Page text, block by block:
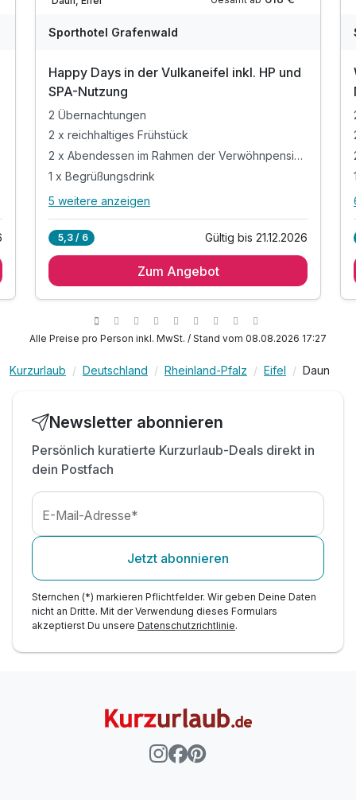
Sporthotel Grafenwald
Happy Days in der Vulkaneifel inkl. HP und
SPA-Nutzung
2 Übernachtungen
2 x reichhaltiges Frühstück
2 x Abendessen im Rahmen der Verwöhnpension*
1 x Begrüßungsdrink
Alle Inklusivleistungen
2 x reichhaltiges Frühstück
1 x Begrüßungsdrink
inkl. kuscheliger Leihbademantel & Handtücher
inkl. Parkplatz
inkl. WLAN
5 weitere anzeigen
5,3 / 6 Gültig bis 21.12.2026
Zum Angebot
Alle Preise pro Person inkl. MwSt. / Stand vom 08.08.2026 17:27
Kurzurlaub Deutschland Rheinland-Pfalz Eifel Daun
Newsletter abonnieren
Persönlich kuratierte Kurzurlaub-Deals direkt in
dein Postfach
E-Mail-Adresse*
Jetzt abonnieren
Sternchen (*) markieren Pflichtfelder. Wir geben Deine Daten
nicht an Dritte. Mit der Verwendung dieses Formulars
akzeptierst Du unsere Datenschutzrichtlinie.